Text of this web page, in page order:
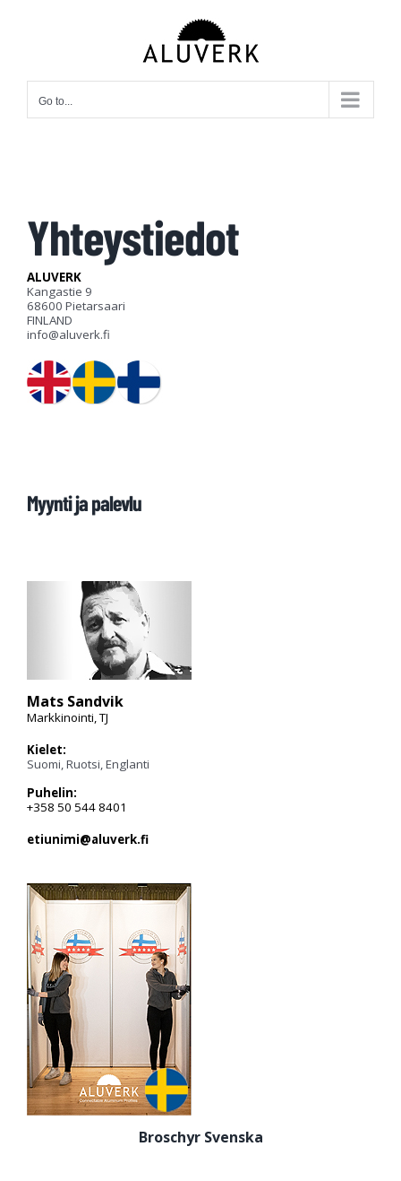
Go to...
Yhteystiedot
ALUVERK
Kangastie 9
68600 Pietarsaari
FINLAND
info@aluverk.fi
Myynti ja palevlu
Mats Sandvik
Markkinointi, TJ
Kielet:
Suomi, Ruotsi, Englanti
Puhelin:
+358 50 544 8401
etiunimi@aluverk.fi
Broschyr Svenska